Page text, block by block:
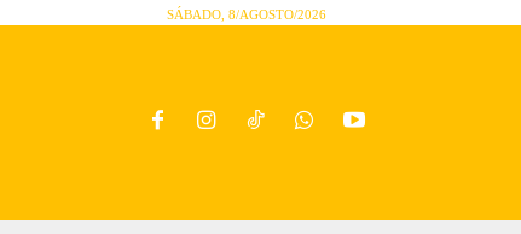
SÁBADO, 8/AGOSTO/2026